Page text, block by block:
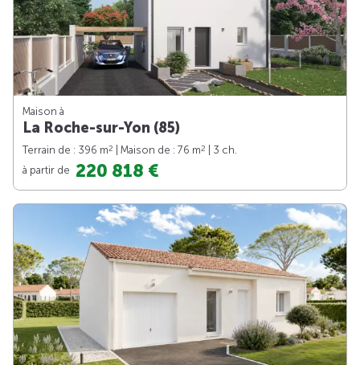
Maison à
La Roche-sur-Yon (85)
Terrain de : 396 m2 | Maison de : 76 m2
| 3 ch.
à partir de 220 818 €